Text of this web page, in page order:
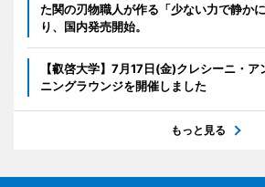
た関の刃物職人が作る「少ない力で静か
り、国内発売開始。
【叡啓大学】7月17日(金)クレシーニ・
ニングラウンジを開催しました
もっと見る